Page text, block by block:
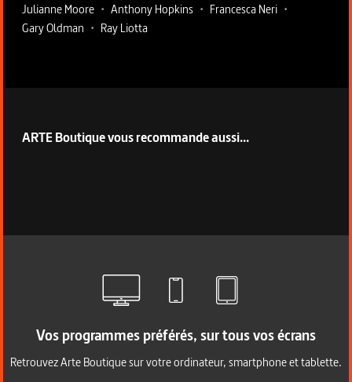
Julianne Moore • Anthony Hopkins • Francesca Neri •
Gary Oldman • Ray Liotta
ARTE Boutique vous recommande aussi...
Vos programmes préférés, sur tous vos écrans
Retrouvez Arte Boutique sur votre ordinateur, smartphone et tablette.